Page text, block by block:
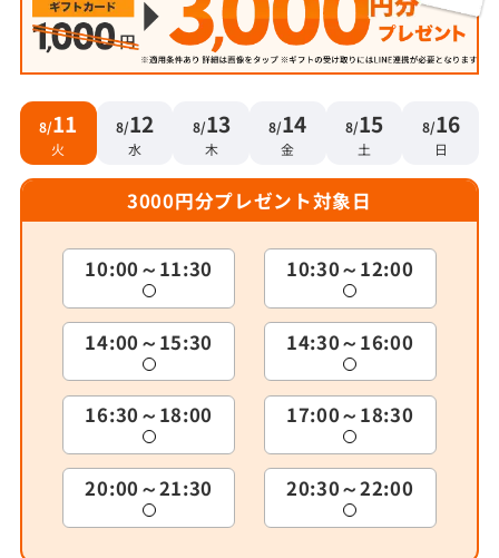
8/11
火
8/12
水
8/13
木
8/14
金
8/15
土
8/16
日
3000円分プレゼント対象日
10:00～11:30 10:30～12:00
14:00～15:30 14:30～16:00
16:30～18:00 17:00～18:30
20:00～21:30 20:30～22:00